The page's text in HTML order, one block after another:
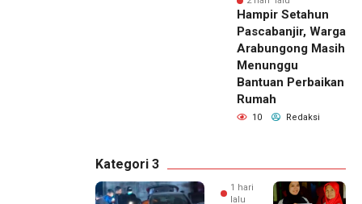
Hampir Setahun
Pascabanjir, Warga
Arabungong Masih
Menunggu
Bantuan Perbaikan
Rumah
10 Redaksi
Kategori 3
1 hari
lalu